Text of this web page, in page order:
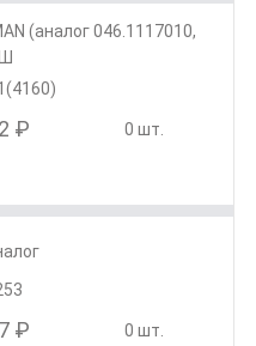
(аналог 046.1117010,
₽ 0 шт.
₽ 0 шт.